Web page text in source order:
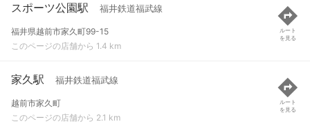
スポーツ公園駅 福井鉄道福武線
福井県越前市家久町99-15
このページの店舗から 1.4 km
ルート
を見る
家久駅 福井鉄道福武線
越前市家久町
このページの店舗から 2.1 km
ルート
を見る